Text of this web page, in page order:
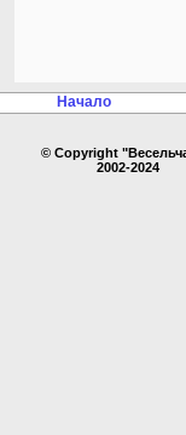
Начало
© Copyright
2002-2024